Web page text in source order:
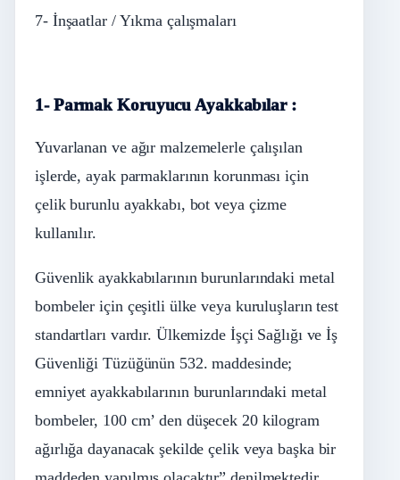
7- İnşaatlar / Yıkma çalışmaları
1- Parmak Koruyucu Ayakkabılar :
Yuvarlanan ve ağır malzemelerle çalışılan
işlerde, ayak parmaklarının korunması için
çelik burunlu ayakkabı, bot veya çizme
kullanılır.
Güvenlik ayakkabılarının burunlarındaki metal
bombeler için çeşitli ülke veya kuruluşların test
standartları vardır. Ülkemizde İşçi Sağlığı ve İş
Güvenliği Tüzüğünün 532. maddesinde;
emniyet ayakkabılarının burunlarındaki metal
bombeler, 100 cm’ den düşecek 20 kilogram
ağırlığa dayanacak şekilde çelik veya başka bir